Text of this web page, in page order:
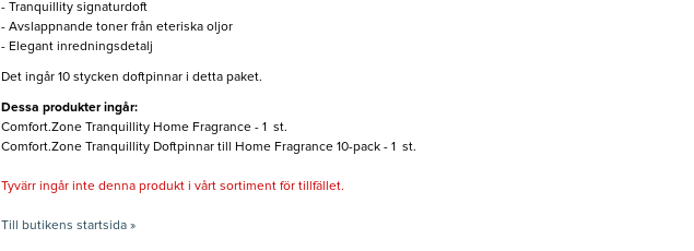
- Tranquillity signaturdoft
- Avslappnande toner från eteriska oljor
- Elegant inredningsdetalj
Det ingår 10 stycken doftpinnar i detta paket.
Dessa produkter ingår:
Comfort.Zone Tranquillity Home Fragrance - 1 st.
Comfort.Zone Tranquillity Doftpinnar till Home Fragrance 10-pack - 1 st.
Tyvärr ingår inte denna produkt i vårt sortiment för tillfället.
Till butikens startsida »